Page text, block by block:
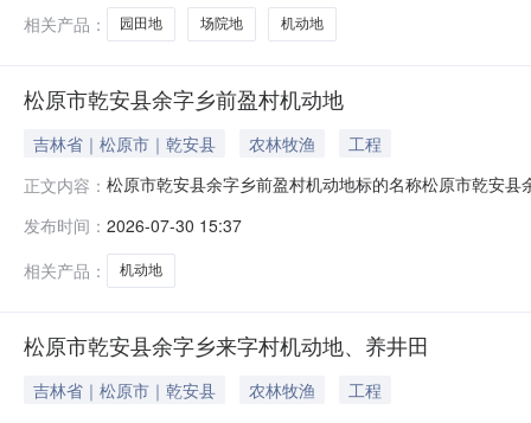
相关产品：
园田地 场院地 机动地
松原市乾安县余字乡前盈村机动地
吉林省｜松原市｜乾安县 农林牧渔
工程
正文内容： 松原市乾安县余字乡前盈村机动地标的名称松原市乾安
至北至1田晓雨1200.0前盈村机动地7.87耕地以实际地块
发布时间： 2026-07-30 15:37
相关产品：
机动地
松原市乾安县余字乡来字村机动地、养井田
吉林省｜松原市｜乾安县 农林牧渔
工程